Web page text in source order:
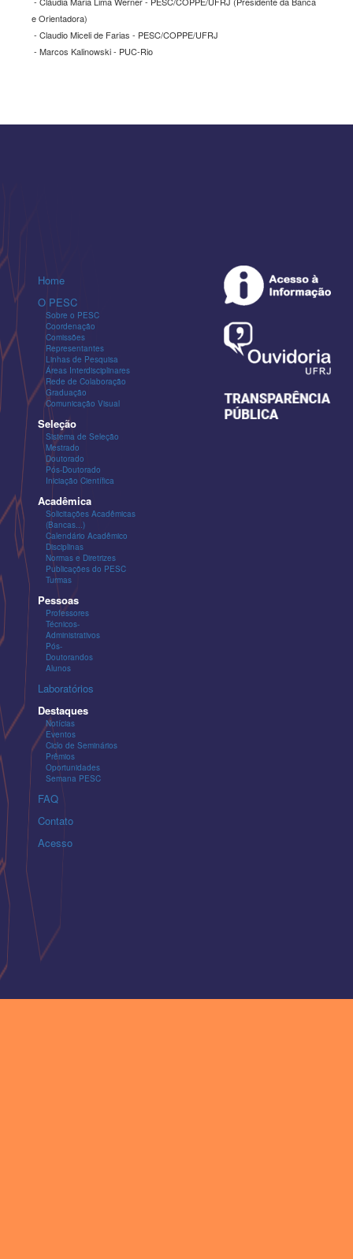
e Orientadora)
- Claudio Miceli de Farias - PESC/COPPE/UFRJ
- Marcos Kalinowski - PUC-Rio
Home
O PESC
Sobre o PESC
Coordenação
Comissões
Representantes
Linhas de Pesquisa
Áreas Interdisciplinares
Rede de Colaboração
Graduação
Comunicação Visual
Seleção
Sistema de Seleção
Mestrado
Doutorado
Pós-Doutorado
Iniciação Científica
Acadêmica
Solicitações Acadêmicas
(Bancas...)
Calendário Acadêmico
Disciplinas
Normas e Diretrizes
Publicações do PESC
Turmas
Pessoas
Professores
Técnicos-
Administrativos
Pós-
Doutorandos
Alunos
Laboratórios
Destaques
Notícias
Eventos
Ciclo de Seminários
Prêmios
Oportunidades
Semana PESC
FAQ
Contato
Acesso